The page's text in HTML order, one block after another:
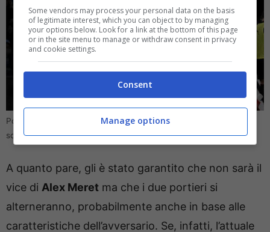
Portiere titolare del Napoli, Meret o Milinkovic? Le ultime sulla
scelta di Conte (Direttagoal.it) – foto da Ansa
A quanto pare, gli è stato garantito che non sarà il
vice di Alex Meret ma che i due portieri si
alterneranno, probabilmente anche in base alle
caratteristiche dell’avversario. Se, infatti, l’attuale
Some vendors may process your personal data on the basis
of legitimate interest, which you can object to by managing
your options below. Look for a link at the bottom of this page
or in the site menu to manage or withdraw consent in privacy
and cookie settings.
Consent
Manage options